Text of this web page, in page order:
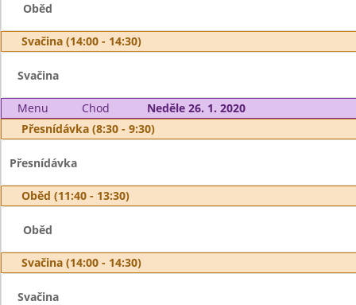
Oběd
Svačina (14:00 - 14:30)
Svačina
Menu Chod
Neděle 26. 1. 2020
Přesnídávka (8:30 - 9:30)
Přesnídávka
Oběd (11:40 - 13:30)
Oběd
Svačina (14:00 - 14:30)
Svačina